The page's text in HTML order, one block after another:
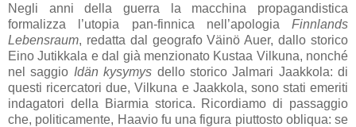
Negli anni della guerra la macchina propagandistica
formalizza l’utopia pan-finnica nell’apologia Finnlands
Lebensraum, redatta dal geografo Väinö Auer, dallo storico
Eino Jutikkala e dal già menzionato Kustaa Vilkuna, nonché
nel saggio Idän kysymys dello storico Jalmari Jaakkola: di
questi ricercatori due, Vilkuna e Jaakkola, sono stati emeriti
indagatori della Biarmia storica. Ricordiamo di passaggio
che, politicamente, Haavio fu una figura piuttosto obliqua: se